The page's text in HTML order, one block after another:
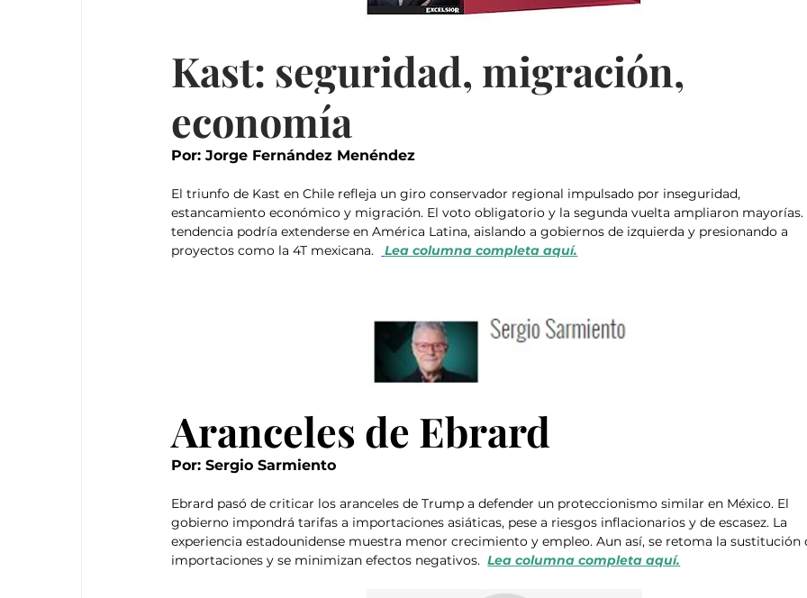
Kast: seguridad, migración,
economía
Por: Jorge Fernández Menéndez
El triunfo de Kast en Chile refleja un giro conservador regional impulsado por inseguridad,
estancamiento económico y migración. El voto obligatorio y la segunda vuelta ampliaron
tendencia podría extenderse en América Latina, aislando a gobiernos de izquierda y presionando a
proyectos como la 4T mexicana.
Lea columna completa aquí.
Aranceles de Ebrard
Por: Sergio Sarmiento
Ebrard pasó de criticar los aranceles de Trump a defender un proteccionismo similar en México. El
gobierno impondrá tarifas a importaciones asiáticas, pese a riesgos inflacionarios y de escasez. La
experiencia estadounidense muestra menor crecimiento y empleo. Aun así, se retoma la sustitución
importaciones y se minimizan efectos negativos. Lea columna completa aquí.